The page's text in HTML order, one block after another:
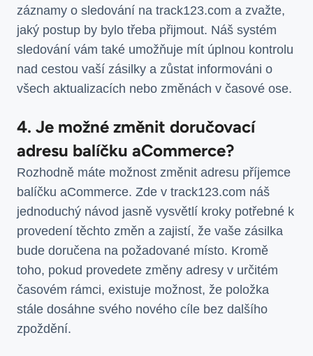
záznamy o sledování na track123.com a zvažte,
jaký postup by bylo třeba přijmout. Náš systém
sledování vám také umožňuje mít úplnou kontrolu
nad cestou vaší zásilky a zůstat informováni o
všech aktualizacích nebo změnách v časové ose.
4. Je možné změnit doručovací
adresu balíčku aCommerce?
Rozhodně máte možnost změnit adresu příjemce
balíčku aCommerce. Zde v track123.com náš
jednoduchý návod jasně vysvětlí kroky potřebné k
provedení těchto změn a zajistí, že vaše zásilka
bude doručena na požadované místo. Kromě
toho, pokud provedete změny adresy v určitém
časovém rámci, existuje možnost, že položka
stále dosáhne svého nového cíle bez dalšího
zpoždění.